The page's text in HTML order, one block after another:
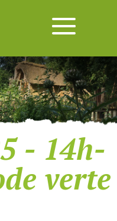
- 14h-
verte